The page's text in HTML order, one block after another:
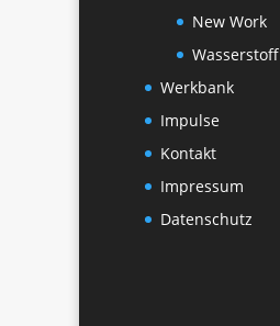
New Work
Wasserstoff
Werkbank
Impulse
Kontakt
Impressum
Datenschutz